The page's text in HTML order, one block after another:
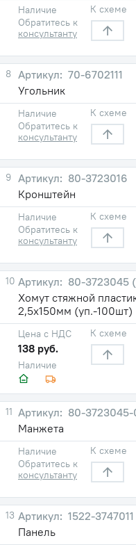
Наличие
Обратитесь к
консультанту
К схеме
8
70-6702111
Угольник
Наличие
Обратитесь к
консультанту
К схеме
9
80-3723016
Кронштейн
Наличие
Обратитесь к
консультанту
К схеме
10
80-3723045
Хомут стяжной
2,5х150мм (уп.-100шт)
Наличие
Цена с НДС
138 руб.
К схеме
11
80-3723045-
Манжета
Наличие
Обратитесь к
консультанту
К схеме
13
1522-3747011
Панель